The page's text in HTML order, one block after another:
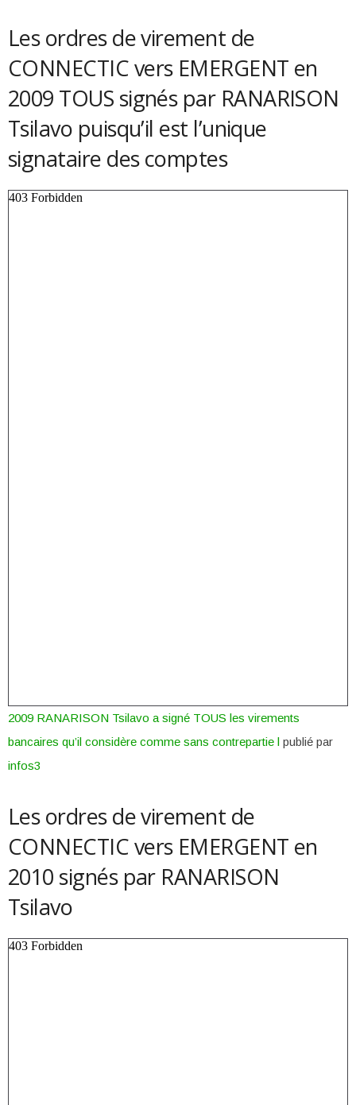
Les ordres de virement de
CONNECTIC vers EMERGENT en
2009 TOUS signés par RANARISON
Tsilavo puisqu’il est l’unique
signataire des comptes
2009 RANARISON Tsilavo a signé TOUS les virements
bancaires qu’il considère comme sans contrepartie l
publié par
infos3
Les ordres de virement de
CONNECTIC vers EMERGENT en
2010 signés par RANARISON
Tsilavo